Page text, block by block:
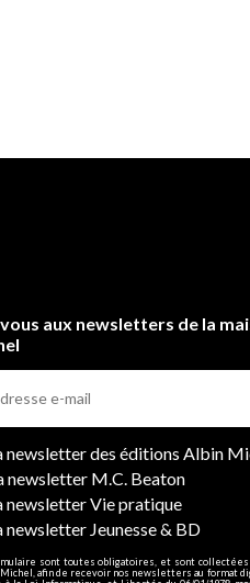
aux newsletters de la
newsletter des éditions Albin
newsletter M.C. Beaton
newsletter Vie pratique
newsletter Jeunesse & BD
sont toutes obligatoires, et sont
afin de recevoir nos newsletters au format